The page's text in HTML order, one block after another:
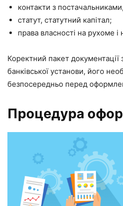
контакти з
статут, статутний капітал;
права власності на рухоме
Коректний пакет документації
банківської установи, його
безпосередньо перед
Процедура